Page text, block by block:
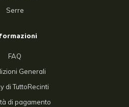
Serre
FAQ
Generali
di TuttoRecinti
di pagamento